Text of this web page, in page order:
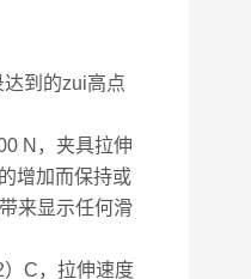
到的zui高点
N，夹具拉伸
增加而保持或
来显示任何滑
C，拉伸速度